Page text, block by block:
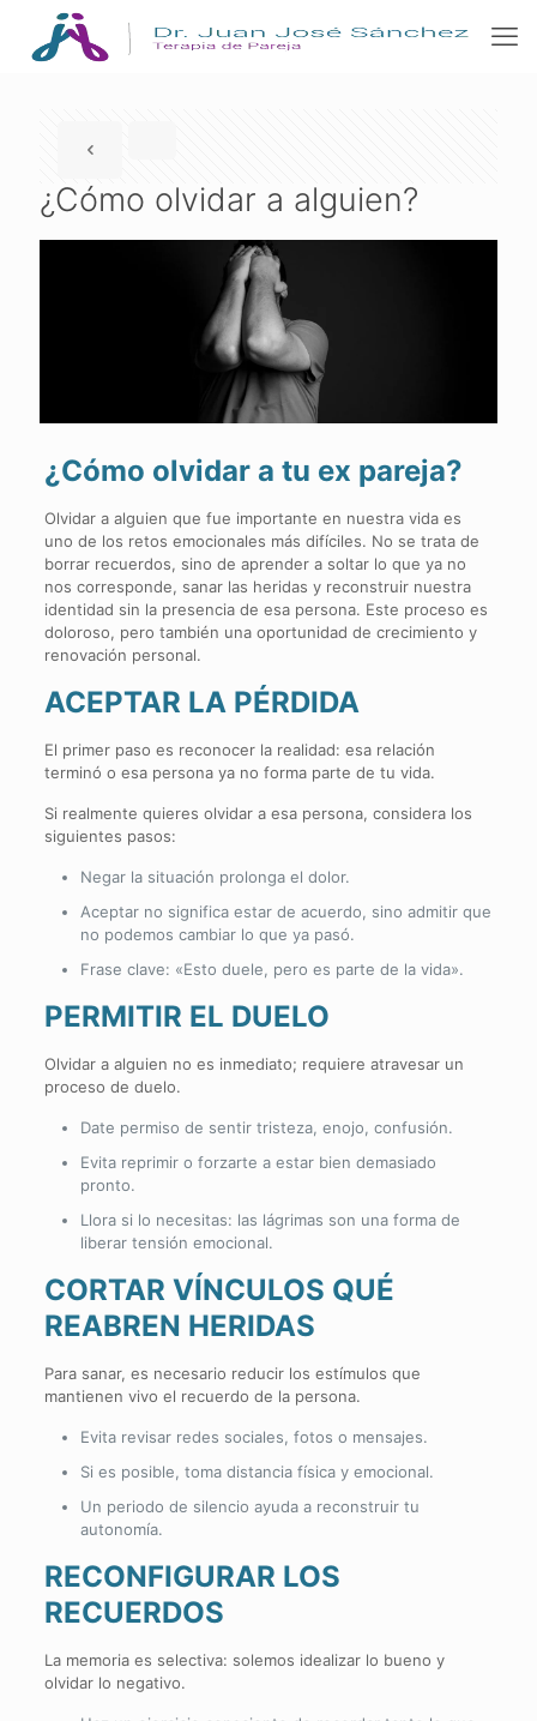
¿Cómo olvidar a alguien?
¿Cómo olvidar a tu ex pareja?
Olvidar a alguien que fue importante en nuestra vida es
uno de los retos emocionales más difíciles. No se trata de
borrar recuerdos, sino de aprender a soltar lo que ya no
nos corresponde, sanar las heridas y reconstruir nuestra
identidad sin la presencia de esa persona. Este proceso es
doloroso, pero también una oportunidad de crecimiento y
renovación personal.
ACEPTAR LA PÉRDIDA
El primer paso es reconocer la realidad: esa relación
terminó o esa persona ya no forma parte de tu vida.
Si realmente quieres olvidar a esa persona, considera los
siguientes pasos:
Negar la situación prolonga el dolor.
Aceptar no significa estar de acuerdo, sino admitir que
no podemos cambiar lo que ya pasó.
Frase clave: «Esto duele, pero es parte de la vida».
PERMITIR EL DUELO
Olvidar a alguien no es inmediato; requiere atravesar un
proceso de duelo.
Date permiso de sentir tristeza, enojo, confusión.
Evita reprimir o forzarte a estar bien demasiado
pronto.
Llora si lo necesitas: las lágrimas son una forma de
liberar tensión emocional.
CORTAR VÍNCULOS QUÉ
REABREN HERIDAS
Para sanar, es necesario reducir los estímulos que
mantienen vivo el recuerdo de la persona.
Evita revisar redes sociales, fotos o mensajes.
Si es posible, toma distancia física y emocional.
Un periodo de silencio ayuda a reconstruir tu
autonomía.
RECONFIGURAR LOS
RECUERDOS
La memoria es selectiva: solemos idealizar lo bueno y
olvidar lo negativo.